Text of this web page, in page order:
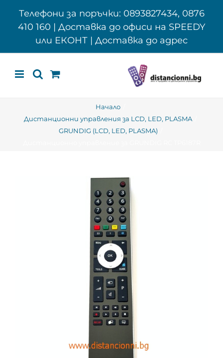
Телефони за поръчки: 0893827434, 0876
410 160 | Доставка до офиси на SPEEDY
или ЕКОНТ | Доставка до адрес
Начало
Дистанционни управления за LCD, LED, PLASMA
GRUNDIG (LCD, LED, PLASMA)